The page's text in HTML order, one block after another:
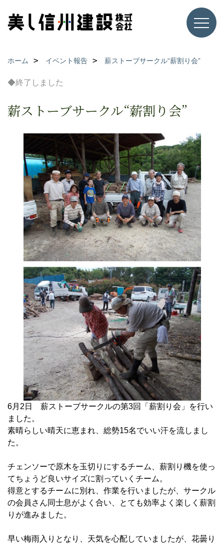
ホーム イベント報告 薪ストーブサークル“薪割り会”
◆終了しました
薪ストーブサークル“薪割り会”
6月2日 薪ストーブサークルの第3回「薪割り会」を行い
ました。
素晴らしい晴天に恵まれ、総勢15名でいい汗を流しまし
た。
チェンソーで原木を玉切りにするチーム、薪割り機を使っ
てちょうど良いサイズに割っていくチーム。
得意とするチームに別れ、作業を行いましたが、サークル
の会員さん同士息がよく合い、とても効率よく楽しく薪割
りが進みました。
早い梅雨入りとなり、天気を心配していましたが、花曇り